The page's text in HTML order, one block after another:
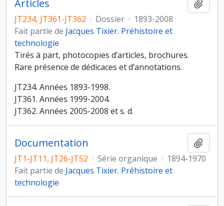
Articles
JT234, JT361-JT362 · Dossier · 1893-2008
Fait partie de Jacques Tixier. Préhistoire et
technologie
Tirés à part, photocopies d’articles, brochures.
Rare présence de dédicaces et d’annotations.
JT234. Années 1893-1998.
JT361. Années 1999-2004.
JT362. Années 2005-2008 et s. d.
Documentation
JT1-JT11, JT26-JT52 · Série organique · 1894-1970
Fait partie de Jacques Tixier. Préhistoire et
technologie